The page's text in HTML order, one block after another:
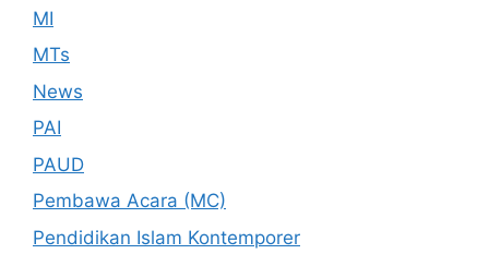
MI
MTs
News
PAI
PAUD
Pembawa Acara (MC)
Pendidikan Islam Kontemporer